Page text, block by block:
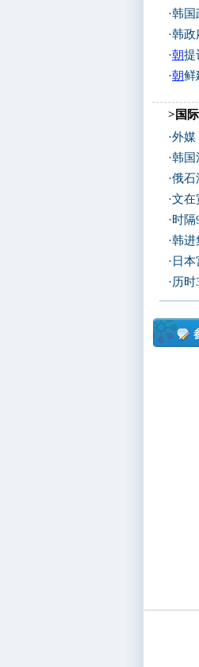
·韩国
·韩政
·朝提
·朝鲜
>国
·外媒
·韩国
·俄石
·文在
·时隔
·韩进
· 日
·历时